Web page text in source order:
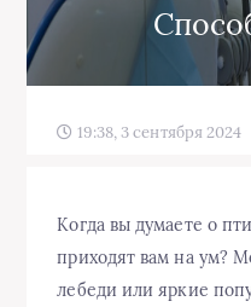
19:38, 3 сентября 2024
Когда вы думаете о
приходят вам на ум?
лебеди или яркие